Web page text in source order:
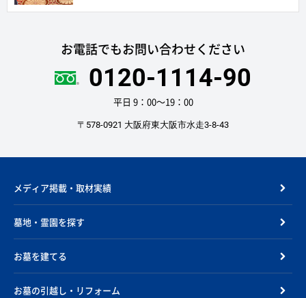
お電話でもお問い合わせください
0120-1114-90
平日 9：00〜19：00
〒578-0921 大阪府東大阪市水走3-8-43
メディア掲載・取材実績
墓地・霊園を探す
お墓を建てる
お墓の引越し・リフォーム